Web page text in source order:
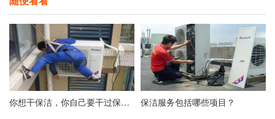
你想干保洁，你自己要干过保洁吗？ 保洁服务包括哪些项目？